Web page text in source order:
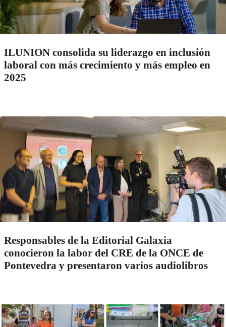
ILUNION consolida su liderazgo en inclusión
laboral con más crecimiento y más empleo en
2025
Responsables de la Editorial Galaxia
conocieron la labor del CRE de la ONCE de
Pontevedra y presentaron varios audiolibros